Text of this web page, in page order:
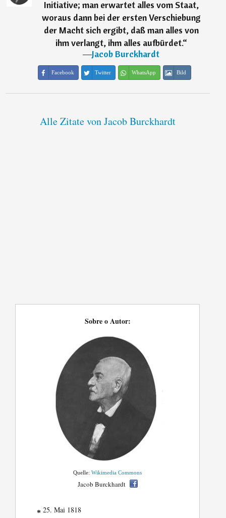
Initiative; man erwartet alles vom Staat,
woraus dann bei der ersten Verschiebung
der Macht sich ergibt, daß man alles von
ihm verlangt, ihm alles aufbürdet.“
―Jacob Burckhardt
Facebook Twitter WhatsApp Bild
Alle Zitate von Jacob Burckhardt
Sobre o Autor:
Quelle:Wikimedia Commons
Jacob Burckhardt
* 25. Mai 1818